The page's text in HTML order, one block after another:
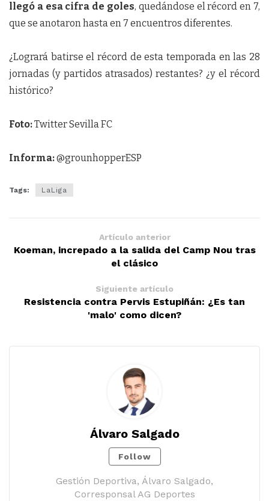
llegó a esa cifra de goles, quedándose el récord en 7,
que se anotaron hasta en 7 encuentros diferentes.
¿Logrará batirse el récord de esta temporada en las 28
jornadas (y partidos atrasados) restantes? ¿y el récord
histórico?
Foto:Twitter Sevilla FC
Informa:@grounhopperESP
Tags: LaLiga
Artículo anterior
Koeman, increpado a la salida del Camp Nou tras
el clásico
Siguiente artículo
Resistencia contra Pervis Estupiñán: ¿Es tan
'malo' como dicen?
Álvaro Salgado
Follow
Gestión Deportiva, Álvaro Salgado,
Corresponsal AG Deportes